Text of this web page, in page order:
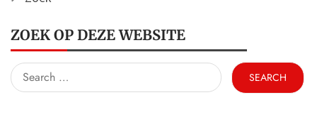
ZOEK OP DEZE WEBSITE
Search
for: